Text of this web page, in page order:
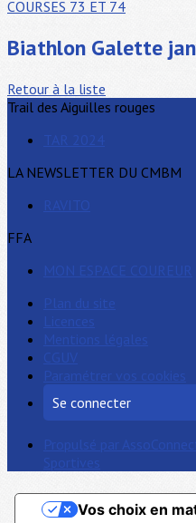
COURSES 73 ET 74
Biathlon Galette
Retour à la liste
Trail des Aiguilles rouges
TAR 2024
LA NEWSLETTER DU CMBM
RAVITO
FFA
MON ESPACE COUREUR
Plan du site
Licences
Mentions légales
CGUV
Paramétrer vos cookies
Se connecter
Propulsé par
Sportives
Vos choix en